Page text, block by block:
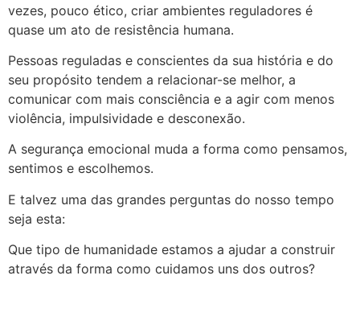
vezes, pouco ético, criar ambientes reguladores é
quase um ato de resistência humana.
Pessoas reguladas e conscientes da sua história e do
seu propósito tendem a relacionar-se melhor, a
comunicar com mais consciência e a agir com menos
violência, impulsividade e desconexão.
A segurança emocional muda a forma como pensamos,
sentimos e escolhemos.
E talvez uma das grandes perguntas do nosso tempo
seja esta:
Que tipo de humanidade estamos a ajudar a construir
através da forma como cuidamos uns dos outros?